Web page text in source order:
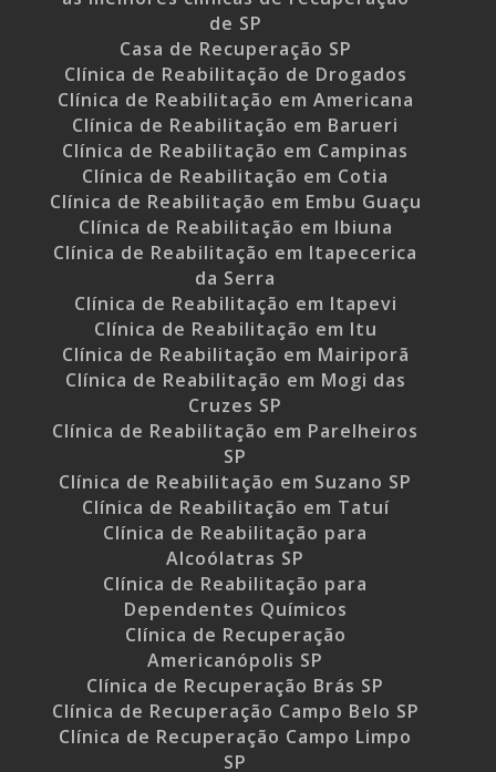
de SP
Casa de Recuperação SP
Clínica de Reabilitação de Drogados
Clínica de Reabilitação em Americana
Clínica de Reabilitação em Barueri
Clínica de Reabilitação em Campinas
Clínica de Reabilitação em Cotia
Clínica de Reabilitação em Embu Guaçu
Clínica de Reabilitação em Ibiuna
Clínica de Reabilitação em Itapecerica
da Serra
Clínica de Reabilitação em Itapevi
Clínica de Reabilitação em Itu
Clínica de Reabilitação em Mairiporã
Clínica de Reabilitação em Mogi das
Cruzes SP
Clínica de Reabilitação em Parelheiros
SP
Clínica de Reabilitação em Suzano SP
Clínica de Reabilitação em Tatuí
Clínica de Reabilitação para
Alcoólatras SP
Clínica de Reabilitação para
Dependentes Químicos
Clínica de Recuperação
Americanópolis SP
Clínica de Recuperação Brás SP
Clínica de Recuperação Campo Belo SP
Clínica de Recuperação Campo Limpo
SP